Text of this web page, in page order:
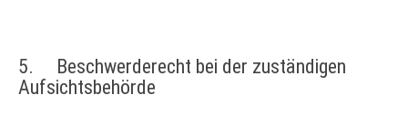
5. Beschwerderecht bei der zuständigen
Aufsichts­behörde